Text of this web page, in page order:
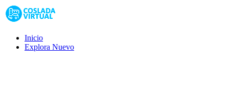
Inicio
Explora Nuevo